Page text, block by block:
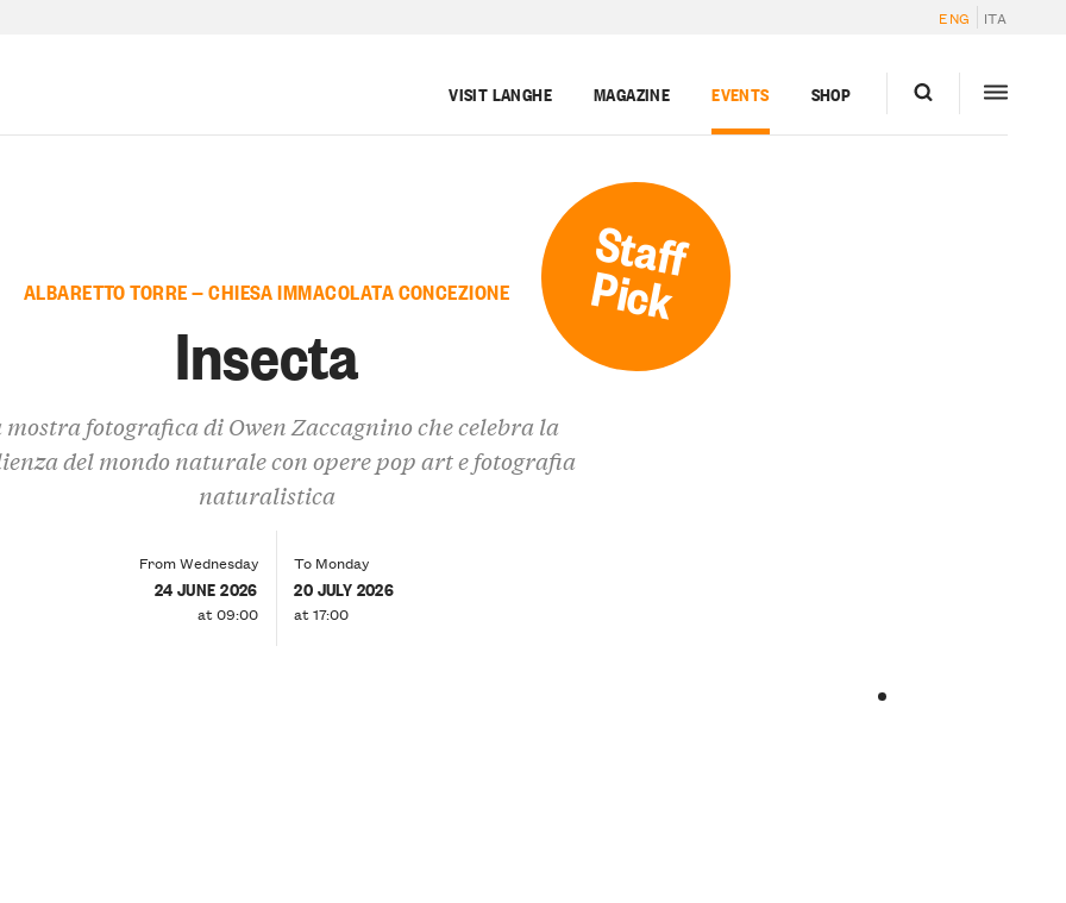
ENG ITA
VISIT LANGHE MAGAZINE EVENTS SHOP
Staff
Pick
ALBARETTO TORRE — CHIESA IMMACOLATA CONCEZIONE
Insecta
mostra fotografica di Owen Zaccagnino che celebra la
del mondo naturale con opere pop art e fotografia
naturalistica
From Wednesday
24 JUNE 2026
at 09:00
To Monday
20 JULY 2026
at 17:00